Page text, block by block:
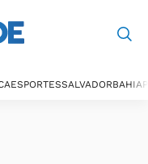
ESPORTESSALVADORBAHIA